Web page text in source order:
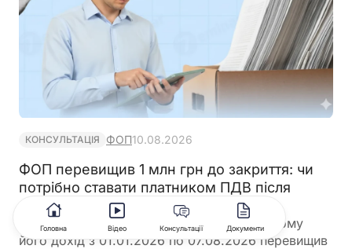
КОНСУЛЬТАЦІЯ ФОП10.08.2026
ФОП перевищив 1 млн грн до закриття: чи
потрібно ставати платником ПДВ після
повторної реєстрації
ФОП 3 групи закрився 07.08.2026, при цьому
його дохід з 01.01.2026 по 07.08.2026 перевищив
Головна Відео Консультації Документи